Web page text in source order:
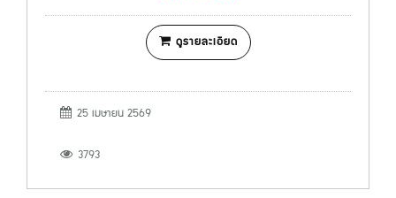
ดูรายละเอียด
25 เมษายน 2569
3793